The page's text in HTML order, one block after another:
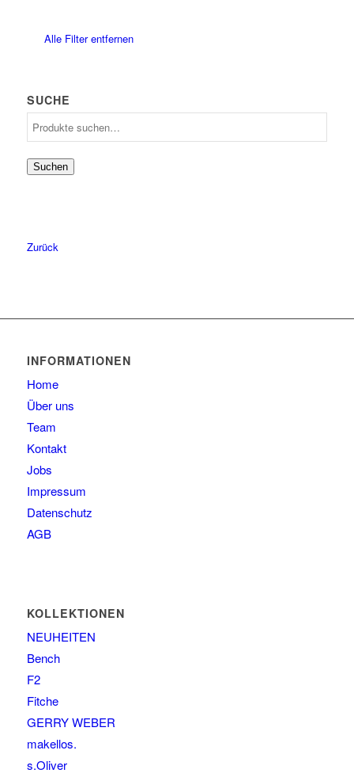
1
592
601
621
Alle Filter entfernen
SUCHE
Suchen
Zurück
INFORMATIONEN
Home
Über uns
Team
Kontakt
Jobs
Impressum
Datenschutz
AGB
KOLLEKTIONEN
NEUHEITEN
Bench
F2
Fitche
GERRY WEBER
makellos.
s.Oliver